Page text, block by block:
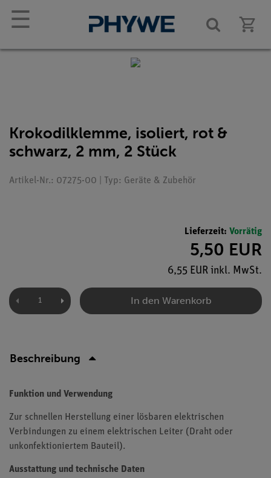
☰
Krokodilklemme, isoliert, rot &
schwarz, 2 mm, 2 Stück
Artikel-Nr.: 07275-00 | Typ: Geräte & Zubehör
Lieferzeit: Vorrätig
5,50 EUR
6,55 EUR inkl. MwSt.
In den Warenkorb
Beschreibung
Funktion und Verwendung
Zur schnellen Herstellung einer lösbaren elektrischen
Verbindungen zu einem elektrischen Leiter (Draht oder
unkonfektioniertem Bauteil).
Ausstattung und technische Daten